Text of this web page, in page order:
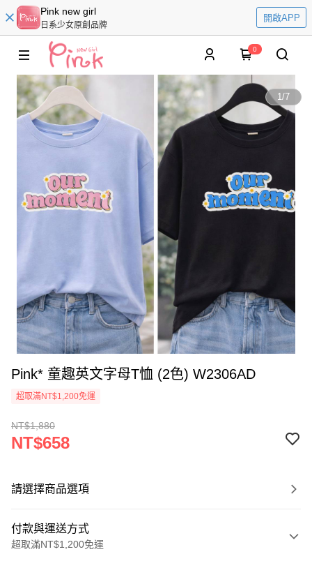
Pink new girl
日系少女原創品牌
開啟APP
0
1/7
Pink* 童趣英文字母T恤 (2色) W2306AD
超取滿NT$1,200免運
NT$1,880
NT$658
請選擇商品選項
付款與運送方式
超取滿NT$1,200免運